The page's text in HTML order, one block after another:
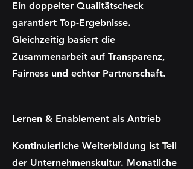
Ein doppelter Qualitätscheck
garantiert Top-Ergebnisse.
Gleichzeitig basiert die
Zusammenarbeit auf Transparenz,
Fairness und echter Partnerschaft.
Lernen & Enablement als Antrieb
Kontinuierliche Weiterbildung ist Teil
der Unternehmenskultur. Monatliche